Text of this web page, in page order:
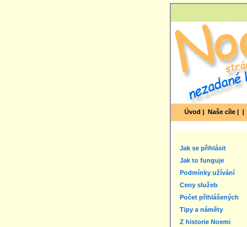
Úvod | Naše cíle | |
Jak se přihlásit
Jak to funguje
Podmínky užívání
Ceny služeb
Počet přihlášených
Tipy a náměty
Z historie Noemi